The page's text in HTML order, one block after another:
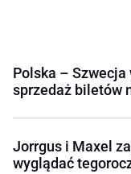
Polska – Szwecja
sprzedaż biletów
Jorrgus i Maxel
wyglądać